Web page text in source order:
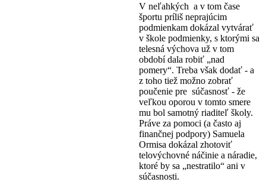
V neľahkých a v tom čase
športu príliš neprajúcim
podmienkam dokázal vytvárať
v škole podmienky, s ktorými sa
telesná výchova už v tom
období dala robiť „nad
pomery“. Treba však dodať - a
z toho tiež možno zobrať
poučenie pre súčasnosť - že
veľkou oporou v tomto smere
mu bol samotný riaditeľ školy.
Práve za pomoci (a často aj
finančnej podpory) Samuela
Ormisa dokázal zhotoviť
telovýchovné náčinie a náradie,
ktoré by sa „nestratilo“ ani v
súčasnosti.